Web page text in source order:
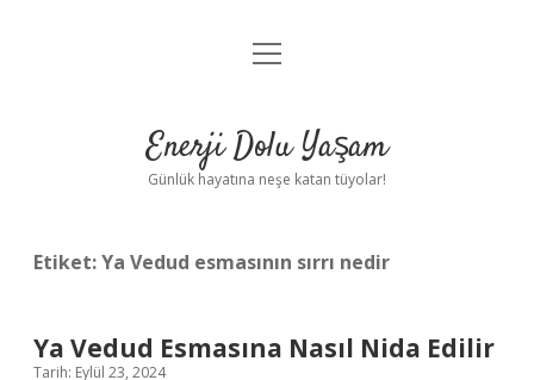
Anasayfa
Yasal Uyarı
menüyü
Enerji Dolu Yaşam
Günlük hayatına neşe katan tüyolar!
Etiket:Ya Vedud esmasının sırrı nedir
Ya Vedud Esmasına Nasıl Nida Edilir
Tarih: Eylül 23, 2024